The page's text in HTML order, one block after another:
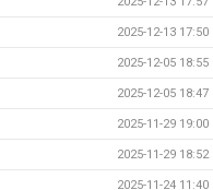
2025-12-13 17:50
2025-12-05 18:55
2025-12-05 18:47
2025-11-29 19:00
2025-11-29 18:52
2025-11-24 11:40